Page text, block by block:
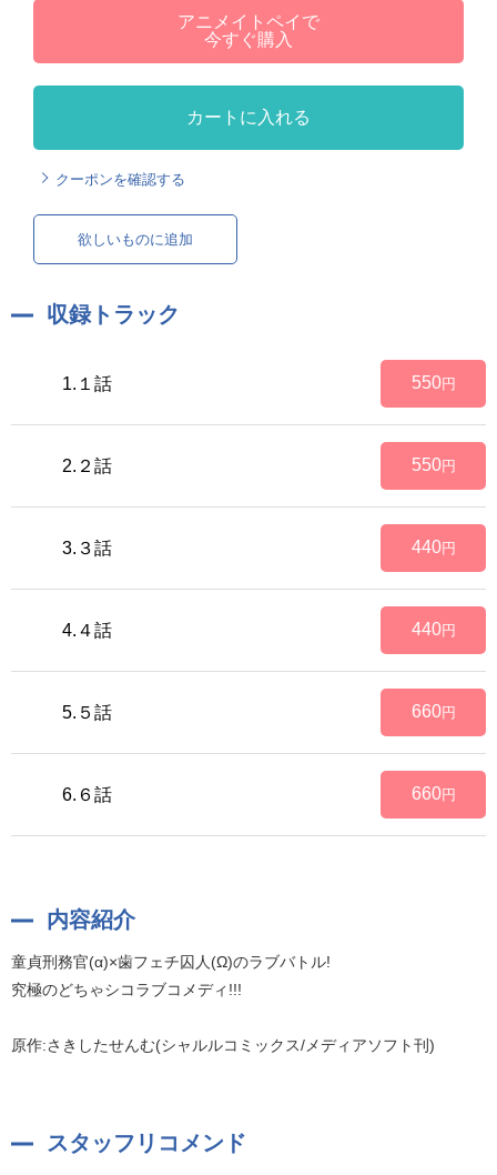
アニメイトペイで
今すぐ購入
カートに入れる
クーポンを確認する
欲しいものに追加
収録トラック
1.１話 550円
2.２話 550円
3.３話 440円
4.４話 440円
5.５話 660円
6.６話 660円
内容紹介
童貞刑務官(α)×歯フェチ囚人(Ω)のラブバトル!
究極のどちゃシコラブコメディ!!!
原作:さきしたせんむ(シャルルコミックス/メディアソフト刊)
スタッフリコメンド